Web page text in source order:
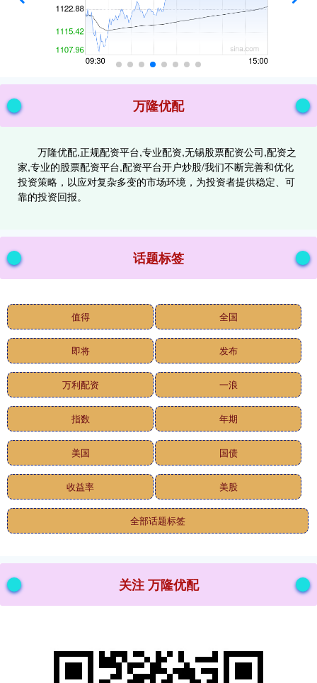
万隆优配
万隆优配,正规配资平台,专业配资,无锡股票配资公司,配资之
家,专业的股票配资平台,配资平台开户炒股/我们不断完善和优化
投资策略，以应对复杂多变的市场环境，为投资者提供稳定、可
靠的投资回报。
话题标签
值得 全国
即将 发布
万利配资 一浪
指数 年期
美国 国债
收益率 美股
全部话题标签
关注 万隆优配